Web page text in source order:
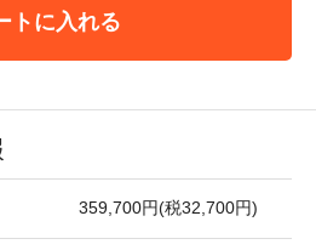
トに入れる
359,700円(税32,700円)